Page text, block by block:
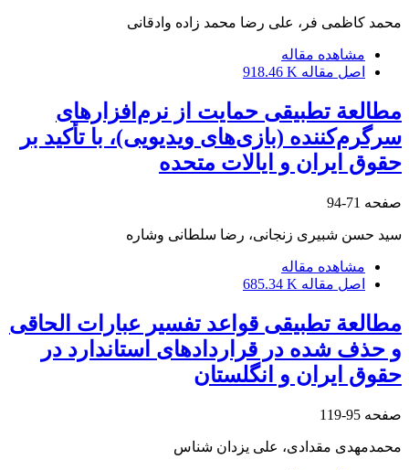
محمد کاظمی فر، علی رضا محمد زاده وادقانی
مشاهده مقاله
اصل مقاله 918.46 K
مطالعة تطبیقی حمایت از نرم‌افزار‌های
سرگرم‌کننده (بازی‌های ویدیویی)، با تأکید بر
حقوق ایران و ایالات متحده
صفحه 71-94
سید حسن شبیری زنجانی، رضا سلطانی وشاره
مشاهده مقاله
اصل مقاله 685.34 K
مطالعة تطبیقی قواعد تفسیر عبارات الحاقی
و حذف‏ شده در قراردادهای استاندارد در
حقوق ایران و انگلستان
صفحه 95-119
محمدمهدی مقدادی، علی یزدان شناس